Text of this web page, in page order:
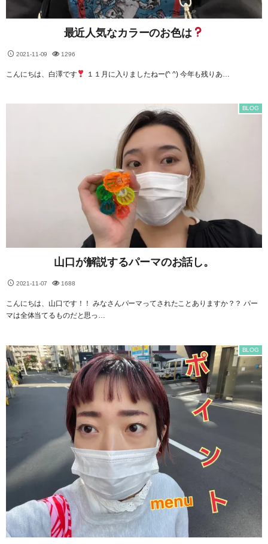
最近人気なカラーのお色は
2021-11-09 1296
こんにちは、白澤です １１月に入りましたねー(^ ^) 今年も残りあ…
山口が解説するパーマのお話し。
2021-11-07
BLOG
1688
こんにちは、山口です！！ みなさんパーマってされたことありますか？？ パー
マは全体当てるものだと思っ…
BLOG